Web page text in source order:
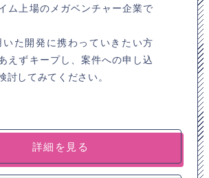
ム上場のメガベンチャー企業で
いた開発に携わっていきたい方
えずキープし、案件への申し込
討してみてください。
詳細を見る